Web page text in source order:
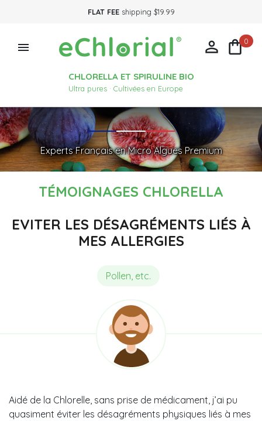
FLAT FEEshipping $19.99

CHLORELLA ET SPIRULINE BIO
Ultra pures · Cultivées en Europe
 0
Experts Français en Micro Algues Premium
TÉMOIGNAGES CHLORELLA
EVITER LES DÉSAGRÉMENTS LIÉS À
MES ALLERGIES
Pollen, etc.
Aidé de la Chlorelle, sans prise de médicament, j’ai pu
quasiment éviter les désagréments physiques liés à mes